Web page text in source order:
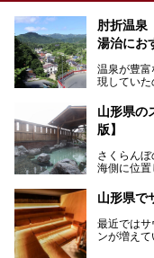
肘折温泉
湯治にお
温泉が豊
現してい
今回はそ
体験レポ
鄙びた風情
す。
山形県の
版】
さくらん
海側に位置
の細道」
われるこ
山形県は
村のすべて
でぜひチェ
山形県で
最近では
ンが増えて